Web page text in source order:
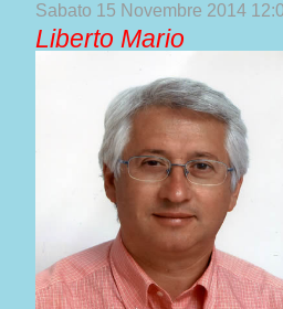
Sabato 15 Novembre 2014
Liberto Mario